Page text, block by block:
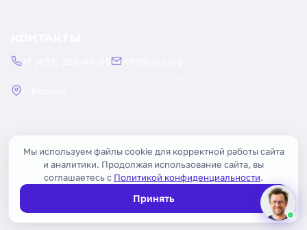
© 2026 OILX. Все права защищены.
Политика конфиденциальности
Мы используем файлы cookie для корректной работы сайта
и аналитики. Продолжая использование сайта, вы
соглашаетесь с Политикой конфиденциальности.
Принять